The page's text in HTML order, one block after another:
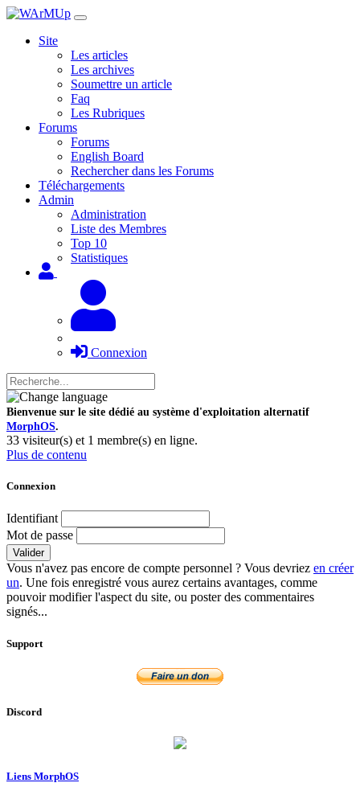
Site
Les articles
Les archives
Soumettre un article
Faq
Les Rubriques
Forums
Forums
English Board
Rechercher dans les Forums
Téléchargements
Admin
Administration
Liste des Membres
Top 10
Statistiques
Connexion
Bienvenue sur le site dédié au système d'exploitation alternatif
MorphOS.
33 visiteur(s) et 1 membre(s) en ligne.
Plus de contenu
Connexion
Identifiant
Mot de passe
Valider
Vous n'avez pas encore de compte personnel ? Vous devriez en créer
un. Une fois enregistré vous aurez certains avantages, comme
pouvoir modifier l'aspect du site, ou poster des commentaires
signés...
Support
Discord
Liens MorphOS